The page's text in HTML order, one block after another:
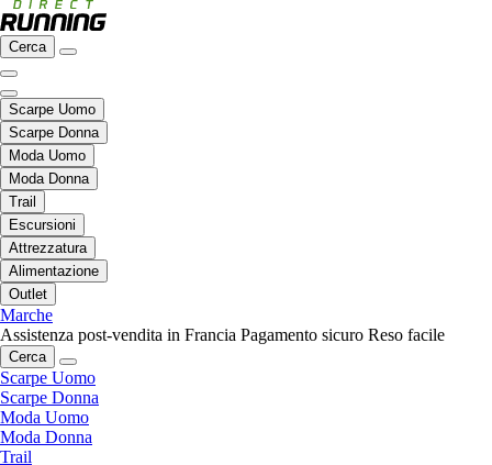
Cerca
Scarpe Uomo
Scarpe Donna
Moda Uomo
Moda Donna
Trail
Escursioni
Attrezzatura
Alimentazione
Outlet
Marche
Assistenza post-vendita in Francia Pagamento sicuro Reso facile
Cerca
Scarpe Uomo
Scarpe Donna
Moda Uomo
Moda Donna
Trail